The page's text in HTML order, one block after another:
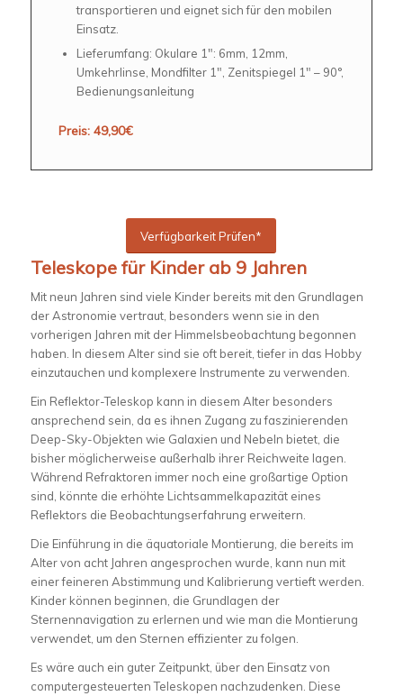
transportieren und eignet sich für den mobilen
Einsatz.
Lieferumfang: Okulare 1″: 6mm, 12mm,
Umkehrlinse, Mondfilter 1″, Zenitspiegel 1″ – 90°,
Bedienungsanleitung
Preis: 49,90€
Verfügbarkeit Prüfen*
Teleskope für Kinder ab 9 Jahren
Mit neun Jahren sind viele Kinder bereits mit den Grundlagen
der Astronomie vertraut, besonders wenn sie in den
vorherigen Jahren mit der Himmelsbeobachtung begonnen
haben. In diesem Alter sind sie oft bereit, tiefer in das Hobby
einzutauchen und komplexere Instrumente zu verwenden.
Ein Reflektor-Teleskop kann in diesem Alter besonders
ansprechend sein, da es ihnen Zugang zu faszinierenden
Deep-Sky-Objekten wie Galaxien und Nebeln bietet, die
bisher möglicherweise außerhalb ihrer Reichweite lagen.
Während Refraktoren immer noch eine großartige Option
sind, könnte die erhöhte Lichtsammelkapazität eines
Reflektors die Beobachtungserfahrung erweitern.
Die Einführung in die äquatoriale Montierung, die bereits im
Alter von acht Jahren angesprochen wurde, kann nun mit
einer feineren Abstimmung und Kalibrierung vertieft werden.
Kinder können beginnen, die Grundlagen der
Sternennavigation zu erlernen und wie man die Montierung
verwendet, um den Sternen effizienter zu folgen.
Es wäre auch ein guter Zeitpunkt, über den Einsatz von
computergesteuerten Teleskopen nachzudenken. Diese